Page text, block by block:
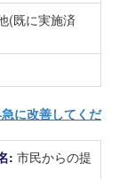
(既に実施済
に改善してくだ
: 市民からの提